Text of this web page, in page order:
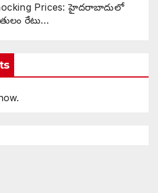
Prices: హైదరాబాదులో
రేటు…